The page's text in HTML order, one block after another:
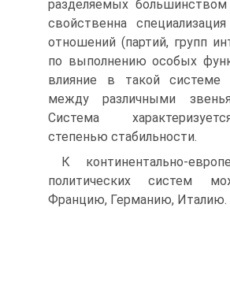
разделяемых большинством
свойственна
отношений (партий, групп
по выполнению особых
влияние в такой системе
между различными
Система
степенью стабильности.
К континентально-
политических систем
Францию, Германию, Италию.